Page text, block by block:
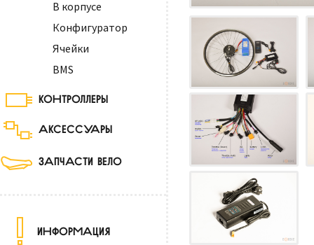
В корпусе
Конфигуратор
Ячейки
BMS
КОНТРОЛЛЕРЫ
АКСЕССУАРЫ
ЗАПЧАСТИ ВЕЛО
ИНФОРМАЦИЯ